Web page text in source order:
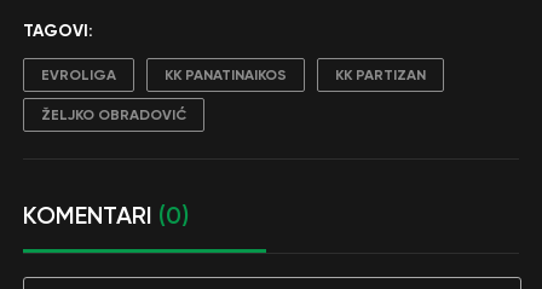
TAGOVI:
EVROLIGA KK PANATINAIKOS KK PARTIZAN
ŽELJKO OBRADOVIĆ
KOMENTARI (0)